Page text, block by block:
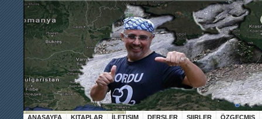
ANASAYFA KITAPLAR İLETIŞIM DERSLER ŞIIRLER ÖZGEÇMIŞ